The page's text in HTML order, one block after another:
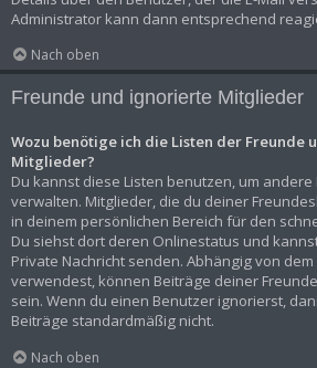
Administrator kann dann entsprechend
Nach oben
Freunde und ignorierte Mitglieder
Wozu benötige ich die Listen der Freunde
Mitglieder?
Du kannst diese Listen benutzen, um
verwalten. Mitglieder, die du deiner
in deinem persönlichen Bereich für den
Du siehst dort deren Onlinestatus und
Private Nachricht senden. Abhängig von dem
verwendest, können Beiträge deiner
sein. Wenn du einen Benutzer ignorierst,
Beiträge standardmäßig nicht.
Nach oben